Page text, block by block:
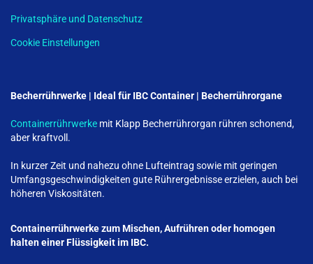
Privatsphäre und Datenschutz
Cookie Einstellungen
Becherrührwerke | Ideal für IBC Container | Becherrührorgane
Containerrührwerke mit Klapp Becherrührorgan rühren schonend,
aber kraftvoll.
In kurzer Zeit und nahezu ohne Lufteintrag sowie mit geringen
Umfangsgeschwindigkeiten gute Rührergebnisse erzielen, auch bei
höheren Viskositäten.
Containerrührwerke zum Mischen, Aufrühren oder homogen
halten einer Flüssigkeit im IBC.